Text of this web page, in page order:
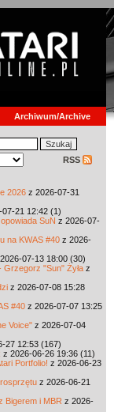
Archiwum/Archive
RSS
2026 z 2026-07-31
07-21 12:42 (1)
SuN z 2026-07-
na KWAS #40 z 2026-
07-13 18:00 (30)
"Sun" Żyła z
z 2026-07-08 15:28
#40 z 2026-07-07 13:25
Voice" z 2026-07-04
27 12:53 (167)
z 2026-06-26 19:36 (11)
Portfolio! z 2026-06-23
z 2026-06-21
Bigerem i MBR z 2026-